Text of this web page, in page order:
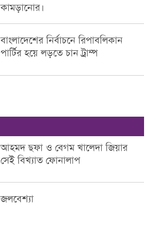
কামড়ানোর।
বাংলাদেশের নির্বাচনে রিপাবলিকান
পার্টির হয়ে লড়তে চান ট্রাম্প
আহমদ ছফা ও বেগম খালেদা জিয়ার
সেই বিখ্যাত ফোনালাপ
জলবেশ্যা